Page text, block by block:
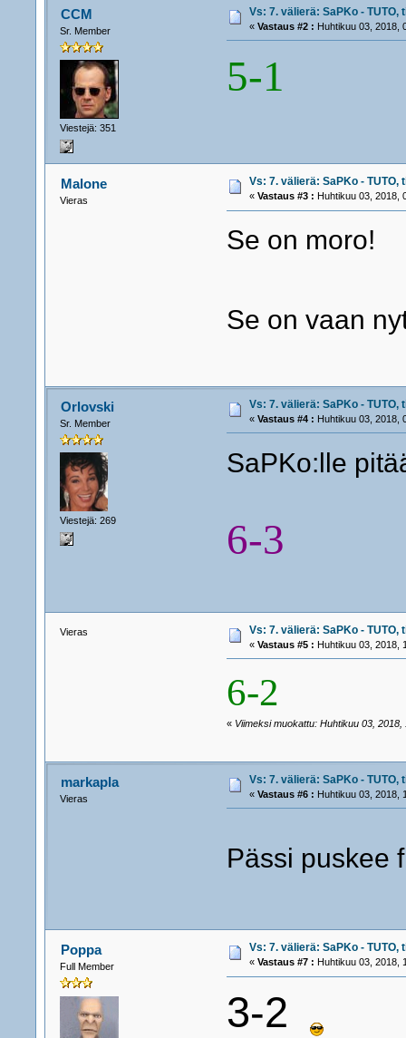
CCM
Sr. Member
Viestejä: 351
Vs: 7. välierä: SaPKo - TUTO,
«Vastaus #2 : Huhtikuu 03, 2018,
5-1
Malone
Vieras
Vs: 7. välierä: SaPKo - TUTO,
«Vastaus #3 : Huhtikuu 03, 2018,
Se on moro!
Se on vaan
Orlovski
Sr. Member
Viestejä: 269
Vs: 7. välierä: SaPKo - TUTO,
«Vastaus #4 : Huhtikuu 03, 2018,
SaPKo:lle
6-3
Vieras Vs: 7. välierä: SaPKo - TUTO,
«Vastaus #5 : Huhtikuu 03, 2018,
6-2
« Viimeksi muokattu: Huhtikuu 03,
markapla
Vieras
Vs: 7. välierä: SaPKo - TUTO,
«Vastaus #6 : Huhtikuu 03, 2018,
Pässi puskee
Poppa
Full Member
Vs: 7. välierä: SaPKo - TUTO,
«Vastaus #7 : Huhtikuu 03, 2018,
3-2